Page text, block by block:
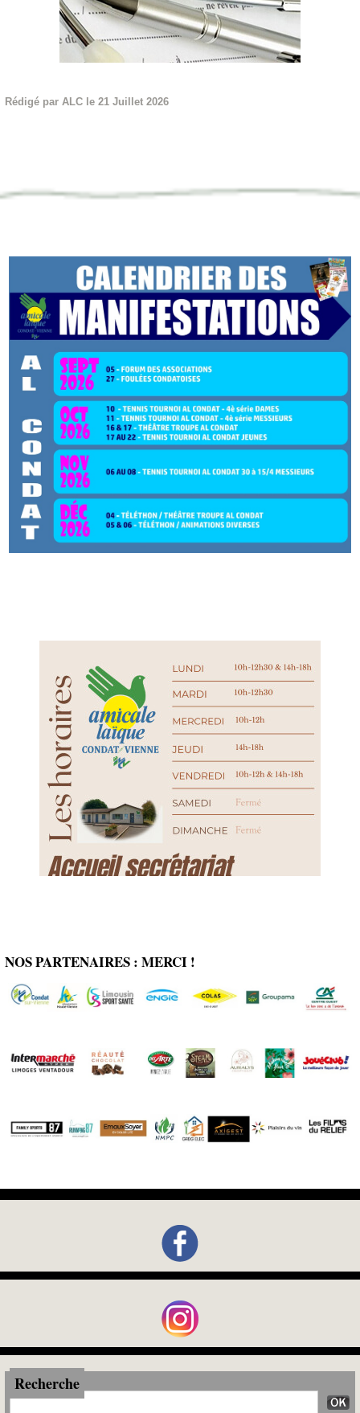
Rédigé par ALC le 21 Juillet 2026
NOS PARTENAIRES : MERCI !
Recherche